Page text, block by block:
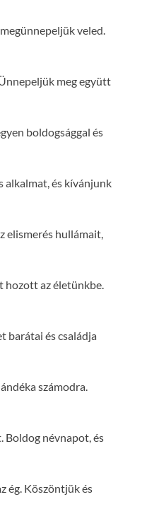
veled.
meg együtt
boldogsággal és
alkalmat, és kívánjunk
elismerés hullámait,
hozott az életünkbe.
barátai és családja
számodra.
Boldog névnapot, és
ég. Köszöntjük és